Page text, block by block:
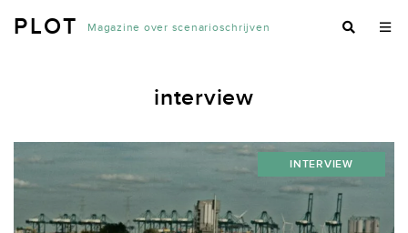
PLOT Magazine over scenarioschrijven
interview
INTERVIEW